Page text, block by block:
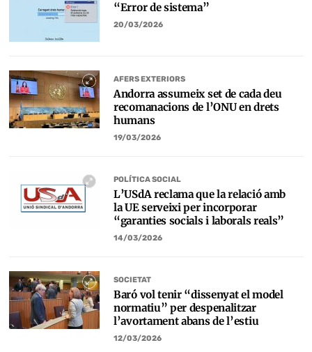
“Error de sistema”
20/03/2026
AFERS EXTERIORS
Andorra assumeix set de cada deu
recomanacions de l’ONU en drets
humans
19/03/2026
POLÍTICA SOCIAL
L’USdA reclama que la relació amb
la UE serveixi per incorporar
“garanties socials i laborals reals”
14/03/2026
SOCIETAT
Baró vol tenir “dissenyat el model
normatiu” per despenalitzar
l’avortament abans de l’estiu
12/03/2026